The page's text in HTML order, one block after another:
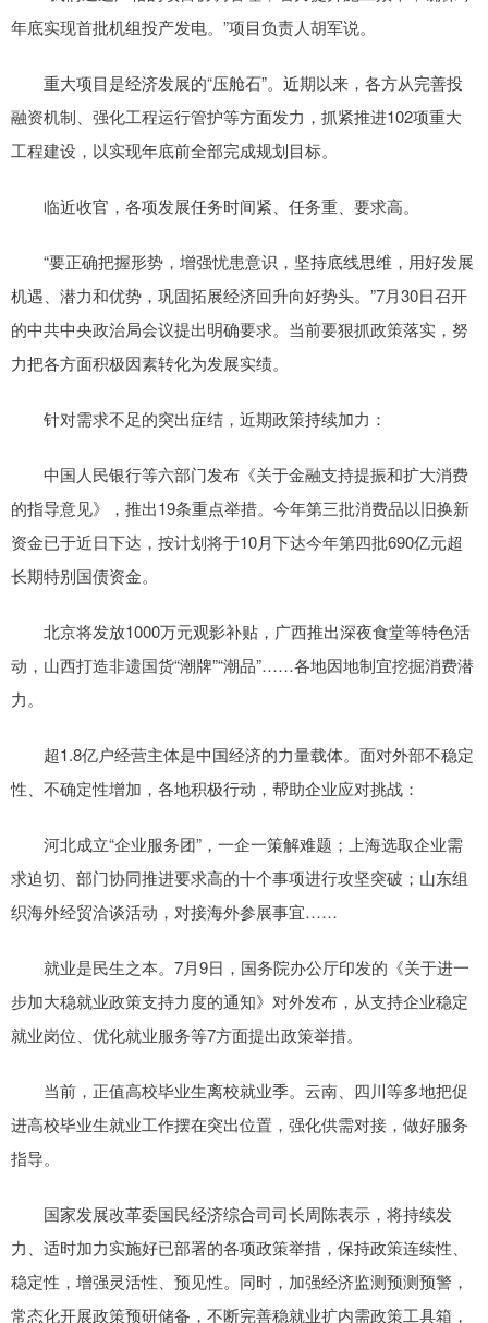
年底实现首批机组投产发电。”项目负责人胡军说。
重大项目是经济发展的“压舱石”。近期以来，各方从完善投
融资机制、强化工程运行管护等方面发力，抓紧推进102项重大
工程建设，以实现年底前全部完成规划目标。
临近收官，各项发展任务时间紧、任务重、要求高。
“要正确把握形势，增强忧患意识，坚持底线思维，用好发展
机遇、潜力和优势，巩固拓展经济回升向好势头。”7月30日召开
的中共中央政治局会议提出明确要求。当前要狠抓政策落实，努
力把各方面积极因素转化为发展实绩。
针对需求不足的突出症结，近期政策持续加力：
中国人民银行等六部门发布《关于金融支持提振和扩大消费
的指导意见》，推出19条重点举措。今年第三批消费品以旧换新
资金已于近日下达，按计划将于10月下达今年第四批690亿元超
长期特别国债资金。
北京将发放1000万元观影补贴，广西推出深夜食堂等特色活
动，山西打造非遗国货“潮牌”“潮品”……各地因地制宜挖掘消费潜
力。
超1.8亿户经营主体是中国经济的力量载体。面对外部不稳定
性、不确定性增加，各地积极行动，帮助企业应对挑战：
河北成立“企业服务团”，一企一策解难题；上海选取企业需
求迫切、部门协同推进要求高的十个事项进行攻坚突破；山东组
织海外经贸洽谈活动，对接海外参展事宜……
就业是民生之本。7月9日，国务院办公厅印发的《关于进一
步加大稳就业政策支持力度的通知》对外发布，从支持企业稳定
就业岗位、优化就业服务等7方面提出政策举措。
当前，正值高校毕业生离校就业季。云南、四川等多地把促
进高校毕业生就业工作摆在突出位置，强化供需对接，做好服务
指导。
国家发展改革委国民经济综合司司长周陈表示，将持续发
力、适时加力实施好已部署的各项政策举措，保持政策连续性、
稳定性，增强灵活性、预见性。同时，加强经济监测预测预警，
常态化开展政策预研储备，不断完善稳就业扩内需政策工具箱，